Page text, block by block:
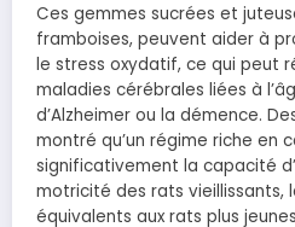
Ces gemmes sucrées et
framboises, peuvent aider à
le stress oxydatif, ce qui peut
maladies cérébrales liées à
d’Alzheimer ou la démence.
montré qu’un régime riche en
significativement la capacité
motricité des rats vieillissants,
équivalents aux rats plus